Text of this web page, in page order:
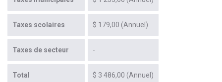
Taxes scolaires $ 179,00 (Annuel)
Taxes de secteur -
Total $ 3 486,00 (Annuel)